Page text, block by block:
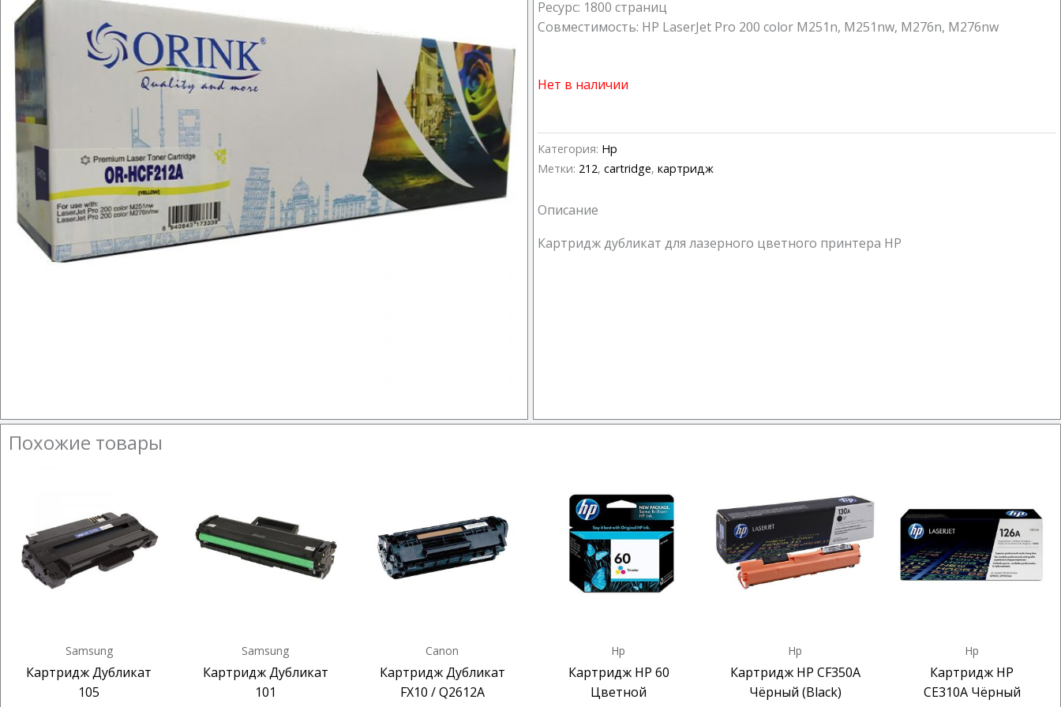
Ресурс: 1800 страниц
Совместимость: HP LaserJet Pro 200 color M251n, M251nw, M276n, M276nw
Нет в наличии
Категория: Hp
Метки: 212, cartridge, картридж
Описание
Картридж дубликат для лазерного цветного принтера HP
Похожие товары
Samsung
Картридж Дубликат
105
Samsung
Картридж Дубликат
101
Canon
Картридж Дубликат
FX10 / Q2612A
Hp
Картридж HP 60
Цветной
Hp
Картридж HP CF350A
Чёрный (Black)
Hp
Картридж HP
CE310A Чёрный